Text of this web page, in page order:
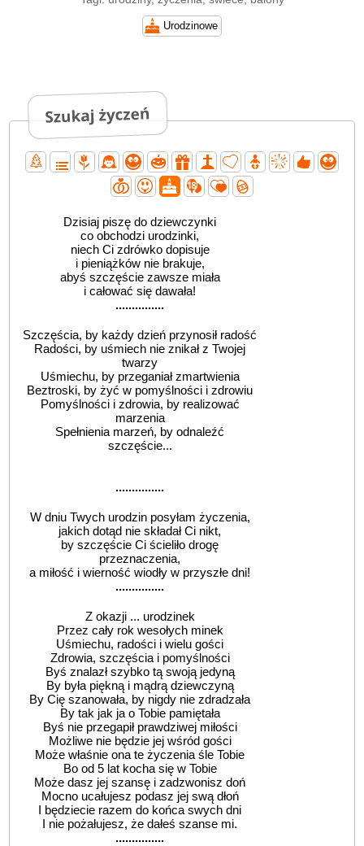
Urodzinowe
Dzisiaj piszę do dziewczynki
co obchodzi urodzinki,
niech Ci zdrówko dopisuje
i pieniążków nie brakuje,
abyś szczęście zawsze miała
i całować się dawała!
...............
Szczęścia, by każdy dzień przynosił radość
Radości, by uśmiech nie znikał z Twojej
twarzy
Uśmiechu, by przeganiał zmartwienia
Beztroski, by żyć w pomyślności i zdrowiu
Pomyślności i zdrowia, by realizować
marzenia
Spełnienia marzeń, by odnaleźć
szczęście...
...............
W dniu Twych urodzin posyłam życzenia,
jakich dotąd nie składał Ci nikt,
by szczęście Ci ścieliło drogę
przeznaczenia,
a miłość i wierność wiodły w przyszłe dni!
...............
Z okazji ... urodzinek
Przez cały rok wesołych minek
Uśmiechu, radości i wielu gości
Zdrowia, szczęścia i pomyślności
Byś znalazł szybko tą swoją jedyną
By była piękną i mądrą dziewczyną
By Cię szanowała, by nigdy nie zdradzała
By tak jak ja o Tobie pamiętała
Byś nie przegapił prawdziwej miłości
Możliwe nie będzie jej wśród gości
Może właśnie ona te życzenia śle Tobie
Bo od 5 lat kocha się w Tobie
Może dasz jej szansę i zadzwonisz doń
Mocno ucałujesz podasz jej swą dłoń
I będziecie razem do końca swych dni
I nie pożałujesz, że dałeś szanse mi.
...............